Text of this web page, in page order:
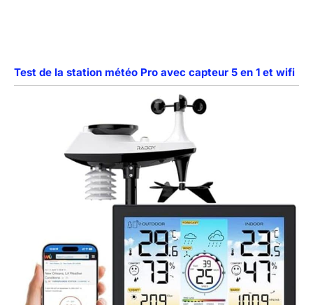
Test de la station météo Pro avec capteur 5 en 1 et wifi